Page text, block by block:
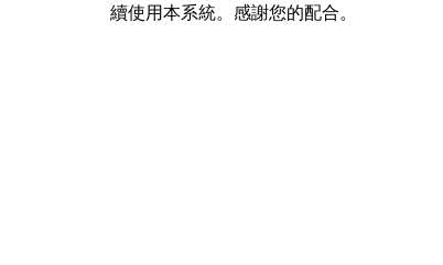
續使用本系統。感謝您的配合。